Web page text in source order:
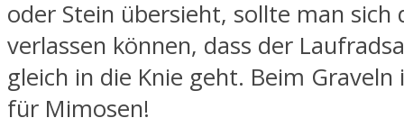
oder Stein übersieht, sollte man sich
verlassen können, dass der
gleich in die Knie geht. Beim Graveln
für Mimosen!